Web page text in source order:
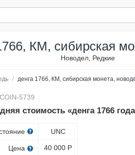
КМ, сибирская
Новодел, Редкие
/ денга 1766, КМ, сибирская монета,
5739
стоимость «денга 1766
Цена
UNC
40 000 Р